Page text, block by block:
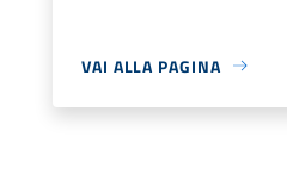
VAI ALLA PAGINA